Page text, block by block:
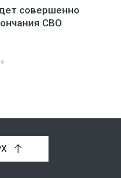
совершенно
СВО